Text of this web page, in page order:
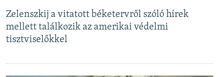
Valamennyi RFE/RL weboldal
Zelenszkij a vitatott béketervről szóló hírek
mellett találkozik az amerikai védelmi
tisztviselőkkel